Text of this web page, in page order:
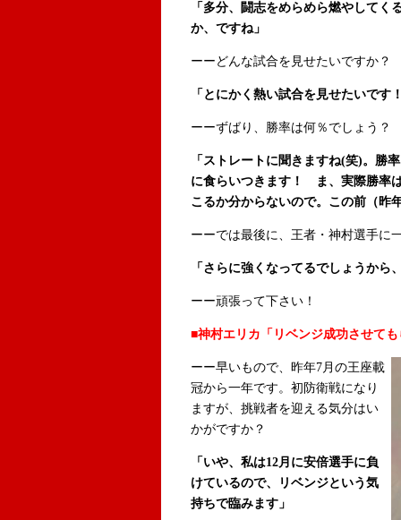
「多分、闘志をめらめら燃やして
か、ですね」
ーーどんな試合を見せたいですか？
「とにかく熱い試合を見せたいです
ーーずばり、勝率は何％でしょう？
「ストレートに聞きますね(笑)。勝
に食らいつきます！ ま、実際勝率
こるか分からないので。この前（昨
ーーでは最後に、王者・神村選手に
「さらに強くなってるでしょうから
ーー頑張って下さい！
■神村エリカ「リベンジ成功させて
ーー早いもので、昨年7月の王座載
冠から一年です。初防衛戦になり
ますが、挑戦者を迎える気分はい
かがですか？
「いや、私は12月に安倍選手に負
けているので、リベンジという気
持ちで臨みます」